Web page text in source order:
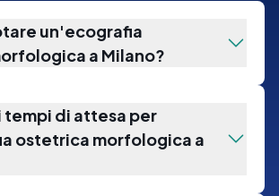
un'ecografia
a Milano?
tempi di attesa per
ostetrica morfologica a